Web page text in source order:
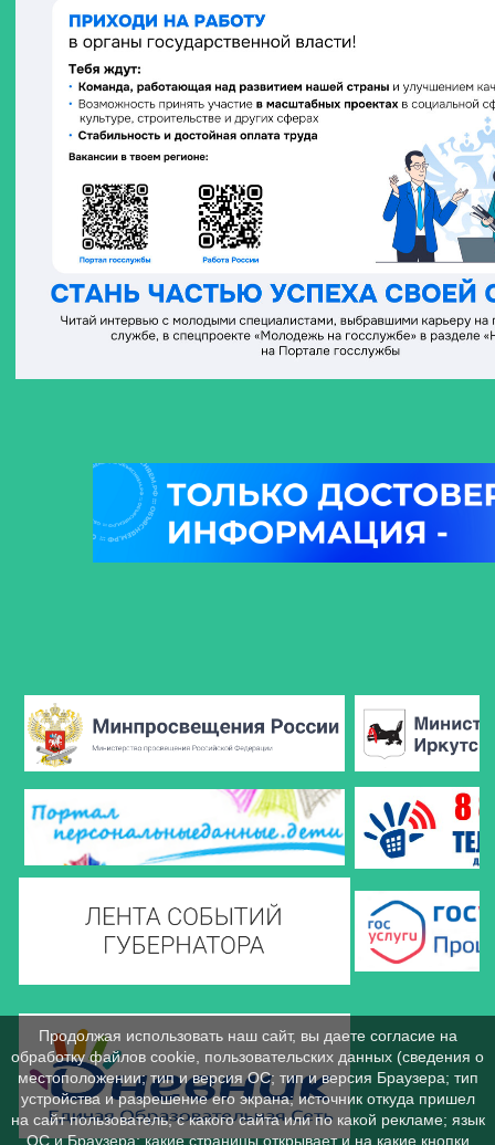
Продолжая использовать наш сайт, вы даете согласие на
обработку файлов cookie, пользовательских данных (сведения о
местоположении; тип и версия ОС; тип и версия Браузера; тип
устройства и разрешение его экрана; источник откуда пришел
на сайт пользователь; с какого сайта или по какой рекламе; язык
ОС и Браузера; какие страницы открывает и на какие кнопки